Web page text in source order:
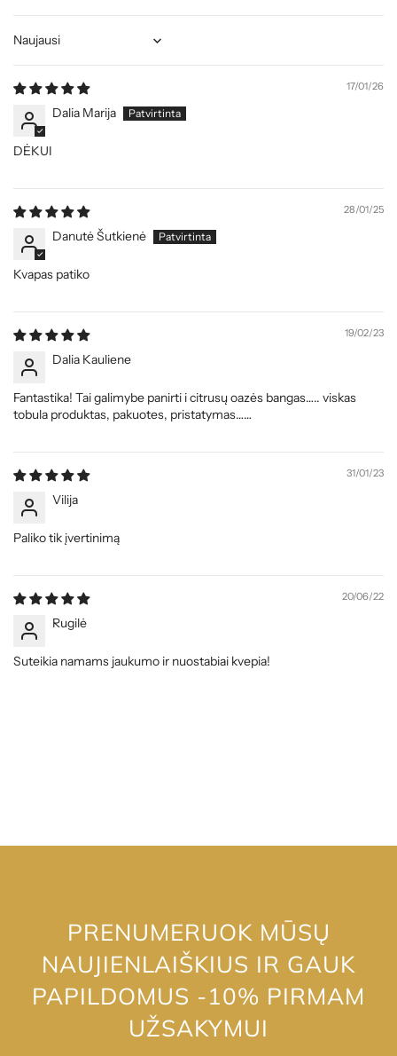
Sort by
17/01/26
Dalia Marija
DĖKUI
28/01/25
Danutė Šutkienė
Kvapas patiko
19/02/23
Dalia Kauliene
Fantastika! Tai galimybe panirti i citrusų oazės bangas….. viskas
tobula produktas, pakuotes, pristatymas……
31/01/23
Vilija
Paliko tik įvertinimą
20/06/22
Rugilė
Suteikia namams jaukumo ir nuostabiai kvepia!
PRENUMERUOK MŪSŲ
NAUJIENLAIŠKIUS IR GAUK
PAPILDOMUS -10% PIRMAM
UŽSAKYMUI